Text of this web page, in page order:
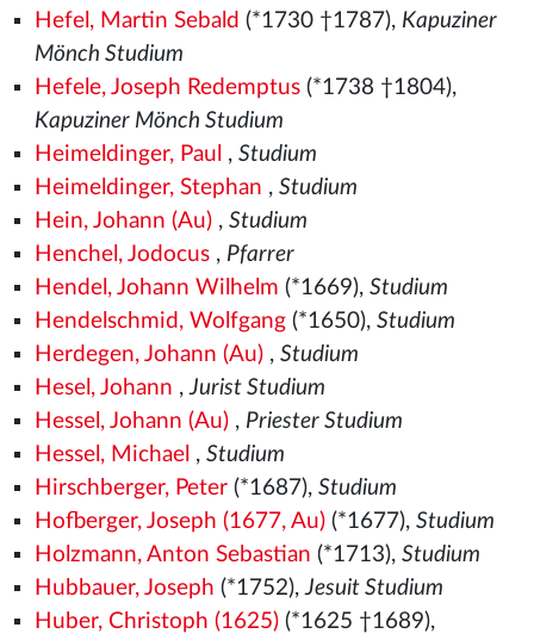
Hefel, Martin Sebald (*1730 †1787), Kapuziner
Mönch Studium
Hefele, Joseph Redemptus(*1738 †1804),
Kapuziner Mönch Studium
Heimeldinger, Paul , Studium
Heimeldinger, Stephan , Studium
Hein, Johann (Au), Studium
Henchel, Jodocus, Pfarrer
Hendel, Johann Wilhelm (*1669), Studium
Hendelschmid, Wolfgang(*1650), Studium
Herdegen, Johann (Au), Studium
Hesel, Johann ,Jurist Studium
Hessel, Johann (Au), Priester Studium
Hessel, Michael , Studium
Hirschberger, Peter(*1687), Studium
Hofberger, Joseph (1677, Au)(*1677), Studium
Holzmann, Anton Sebastian (*1713), Studium
Hubbauer, Joseph (*1752),Jesuit Studium
Huber, Christoph (1625)(*1625 †1689),